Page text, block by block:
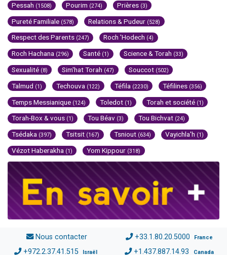
Pessah (1508) Pourim (274) Prières (3)
Pureté Familiale (578) Relations & Pudeur (528)
Respect des Parents (247) Roch 'Hodech (4)
Roch Hachana (296) Santé (1) Science & Torah (33)
Sexualité (8) Sim'hat Torah (47) Souccot (502)
Talmud (1) Techouva (122) Téfila (2230) Téfilines (356)
Temps Messianique (124) Toledot (1) Torah et société (1)
Torah-Box & vous (1) Tou Béav (3) Tou Bichvat (24)
Tsédaka (397) Tsitsit (167) Tsniout (634) Vayichla'h (1)
Vézot Haberakha (1) Yom Kippour (318)
Nous contacter +33.1.80.20.5000 France
+972.2.37.41.515 Israël +1.437.887.14.93 Canada